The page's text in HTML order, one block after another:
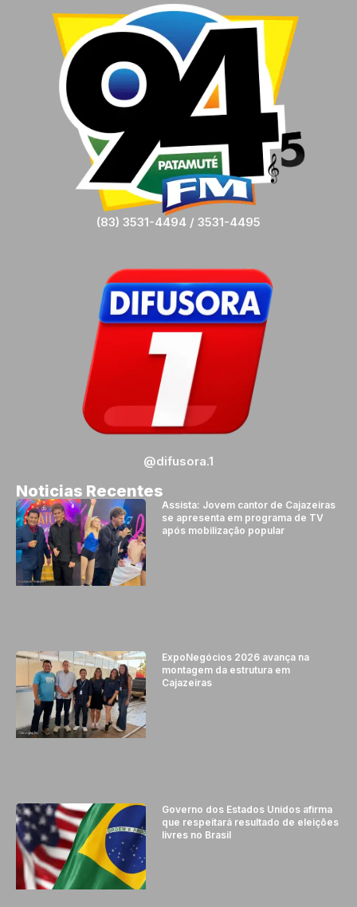
(83) 3531-4494 / 3531-4495
@difusora.1
Noticias Recentes
Assista: Jovem cantor de Cajazeiras
se apresenta em programa de TV
após mobilização popular
ExpoNegócios 2026 avança na
montagem da estrutura em
Cajazeiras
Governo dos Estados Unidos afirma
que respeitará resultado de eleições
livres no Brasil